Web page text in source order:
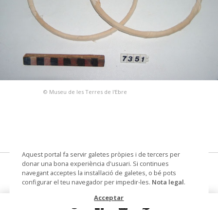
© Museu de les Terres de l'Ebre
bastidor de cèrcol
tambor de brodar, bastidor
Aquest portal fa servir galetes pròpies i de tercers per
donar una bona experiència d'usuari. Si continues
navegant acceptes la instal·lació de galetes, o bé pots
configurar el teu navegador per impedir-les. Nota legal.
Acceptar